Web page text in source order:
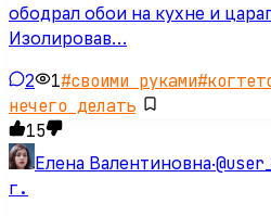
ободрал обои на кухне и
Изолировав…
2 1#своими руками#
нечего делать
15
Елена Валентиновна·
г.